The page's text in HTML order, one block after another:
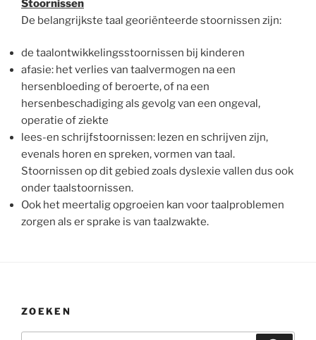
Stoornissen
De belangrijkste taal georiënteerde stoornissen zijn:
de taalontwikkelingsstoornissen bij kinderen
afasie: het verlies van taalvermogen na een
hersenbloeding of beroerte, of na een
hersenbeschadiging als gevolg van een ongeval,
operatie of ziekte
lees-en schrijfstoornissen: lezen en schrijven zijn,
evenals horen en spreken, vormen van taal.
Stoornissen op dit gebied zoals dyslexie vallen dus ook
onder taalstoornissen.
Ook het meertalig opgroeien kan voor taalproblemen
zorgen als er sprake is van taalzwakte.
ZOEKEN